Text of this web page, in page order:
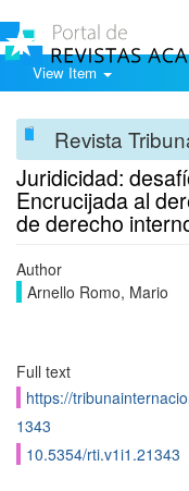
View Item
Revista
Juridicidad:
Encrucijada al
de derecho
Author
Arnello Romo, Mario
Full text
https://
1343
10.5354/rti.v1i1.21343